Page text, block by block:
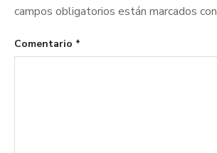
campos obligatorios están marcados con
Comentario *